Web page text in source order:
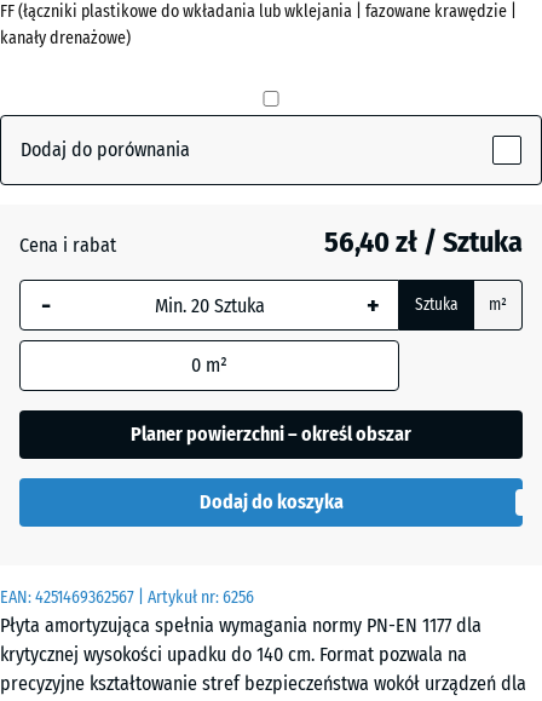
EAN:4251469362567 | Artykuł nr:6256
Płyta amortyzująca spełnia wymagania normy PN-EN 1177 dla
krytycznej wysokości upadku do 140 cm. Format pozwala na
precyzyjne kształtowanie stref bezpieczeństwa wokół urządzeń dla
Pokaż
paletę
nieba(active)
Antracyt - 12,80 zł
Beż
+ 1,50 zł
ceglasty
- 11,00 zł
łupkowy
Zielony
FF (łączniki plastikowe do wkładania lub wklejania | fazowane krawędzie |
kanały drenażowe)
Dodaj do porównania
Cena i rabat 56,40 zł / Sztuka
- + Sztuka m²
0 m²
Planer powierzchni – określ obszar
Dodaj do koszyka